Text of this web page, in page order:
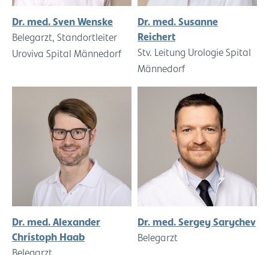
Dr. med. Sven Wenske
Belegarzt, Standortleiter
Uroviva Spital Männedorf
Dr. med. Susanne
Reichert
Stv. Leitung Urologie Spital
Männedorf
Dr. med. Alexander
Christoph Haab
Dr. med. Sergey Sarychev
Belegarzt